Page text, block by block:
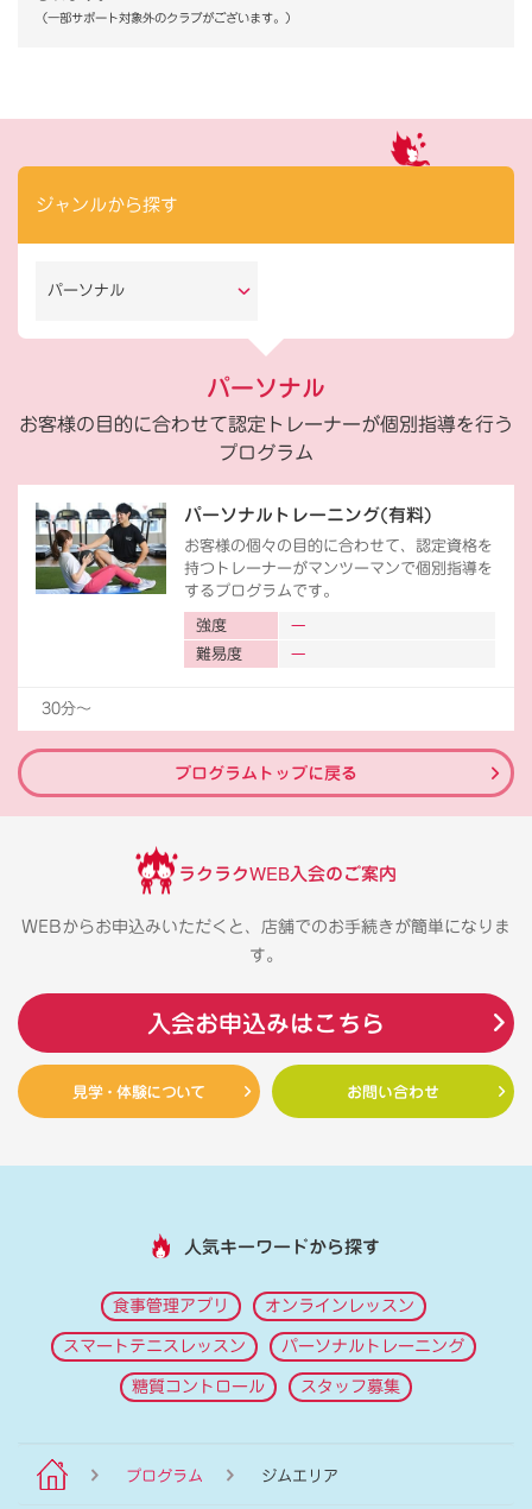
（一部サポート対象外のクラブがございます。）
ジャンルから探す
パーソナル
パーソナル
お客様の目的に合わせて認定トレーナーが個別指導を行う
プログラム
パーソナルトレーニング(有料)
お客様の個々の目的に合わせて、認定資格を
持つトレーナーがマンツーマンで個別指導を
するプログラムです。
強度
難易度
30分〜
プログラムトップに戻る
ラクラクWEB入会のご案内
WEBからお申込みいただくと、店舗でのお手続きが簡単になりま
す。
入会お申込みはこちら
見学・体験について お問い合わせ
人気キーワードから探す
食事管理アプリ オンラインレッスン
スマートテニスレッスン パーソナルトレーニング
糖質コントロール スタッフ募集
プログラム ジムエリア